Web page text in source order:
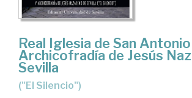
Real Iglesia de San
Archicofradía de Jesús
Sevilla
("El Silencio")